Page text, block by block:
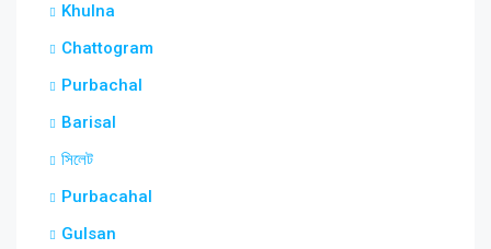
Khulna
Chattogram
Purbachal
Barisal
সিলেট
Purbacahal
Gulsan